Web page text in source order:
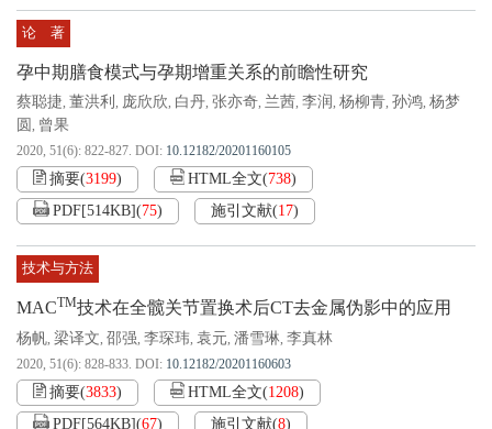
论 著
孕中期膳食模式与孕期增重关系的前瞻性研究
蔡聪捷, 董洪利 , 庞欣欣, 白丹, 张亦奇, 兰茜, 李润, 杨柳青, 孙鸿, 杨梦
圆 , 曾果
2020, 51(6): 822-827. DOI: 10.12182/20201160105
摘要(3199) HTML全文(738)
PDF[514KB](75) 施引文献(17)
技术与方法
MACTM技术在全髋关节置换术后CT去金属伪影中的应用
杨帆, 梁译文, 邵强, 李琛玮, 袁元, 潘雪琳, 李真林
2020, 51(6): 828-833. DOI: 10.12182/20201160603
摘要(3833) HTML全文(1208)
PDF[564KB](67) 施引文献(8)